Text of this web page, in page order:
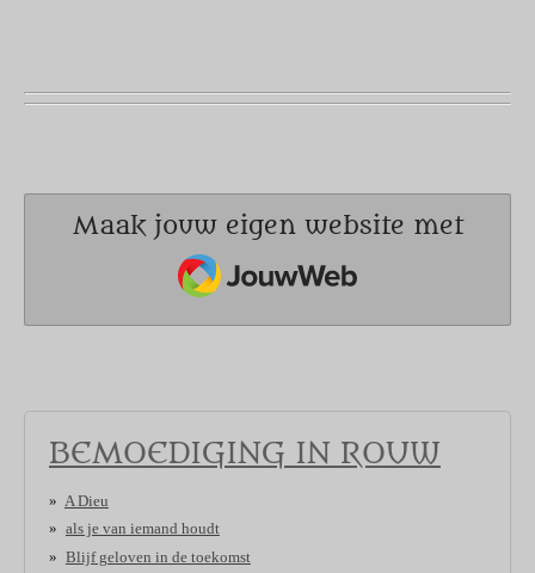
Maak jouw eigen website met
JouwWeb
BEMOEDIGING IN ROUW
A Dieu
als je van iemand houdt
Blijf geloven in de toekomst